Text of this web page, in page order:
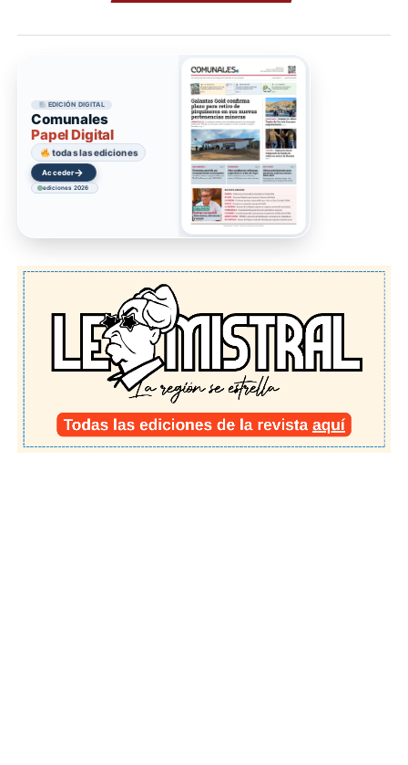
EDICIÓN DIGITAL
Comunales
Papel Digital
todas las ediciones
Acceder→
ediciones 2026